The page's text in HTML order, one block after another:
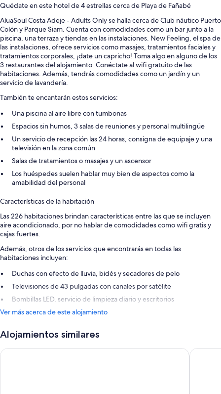
Quédate en este hotel de 4 estrellas cerca de Playa de Fañabé
AluaSoul Costa Adeje - Adults Only se halla cerca de Club náutico Puerto
Colón y Parque Siam. Cuenta con comodidades como un bar junto a la
piscina, una terraza y tiendas en las instalaciones. New Feeling, el spa de
las instalaciones, ofrece servicios como masajes, tratamientos faciales y
tratamientos corporales, ¡date un capricho! Toma algo en alguno de los
3 restaurantes del alojamiento. Conéctate al wifi gratuito de las
habitaciones. Además, tendrás comodidades como un jardín y un
servicio de lavandería.
También te encantarán estos servicios:
Una piscina al aire libre con tumbonas
Espacios sin humos, 3 salas de reuniones y personal multilingüe
Un servicio de recepción las 24 horas, consigna de equipaje y una
televisión en la zona común
Salas de tratamientos o masajes y un ascensor
Los huéspedes suelen hablar muy bien de aspectos como la
amabilidad del personal
Características de la habitación
Las 226 habitaciones brindan características entre las que se incluyen
aire acondicionado, por no hablar de comodidades como wifi gratis y
cajas fuertes.
Además, otros de los servicios que encontrarás en todas las
habitaciones incluyen:
Duchas con efecto de lluvia, bidés y secadores de pelo
Televisiones de 43 pulgadas con canales por satélite
Bombillas LED, servicio de limpieza diario y escritorios
Ver más acerca de este alojamiento
Alojamientos similares
Melia Jardines del Teide - Adults Only Hotel